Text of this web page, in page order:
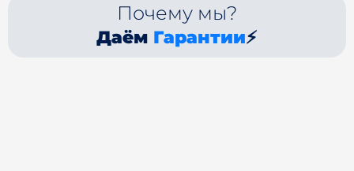
Почему мы?
Даём Гарантии⚡